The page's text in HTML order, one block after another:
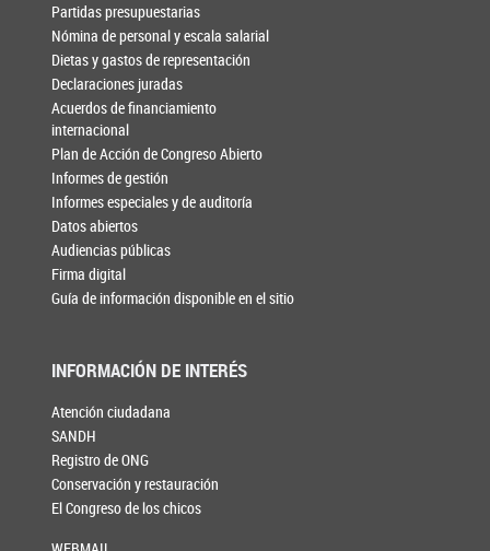
Partidas presupuestarias
Nómina de personal y escala salarial
Dietas y gastos de representación
Declaraciones juradas
Acuerdos de financiamiento
internacional
Plan de Acción de Congreso Abierto
Informes de gestión
Informes especiales y de auditoría
Datos abiertos
Audiencias públicas
Firma digital
Guía de información disponible en el sitio
INFORMACIÓN DE INTERÉS
Atención ciudadana
SANDH
Registro de ONG
Conservación y restauración
El Congreso de los chicos